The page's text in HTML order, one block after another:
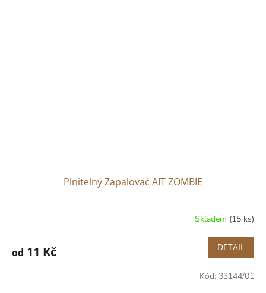
Plnitelný Zapalovač AIT ZOMBIE
Skladem (15 ks)
od 11 Kč DETAIL
Kód: 33144/01